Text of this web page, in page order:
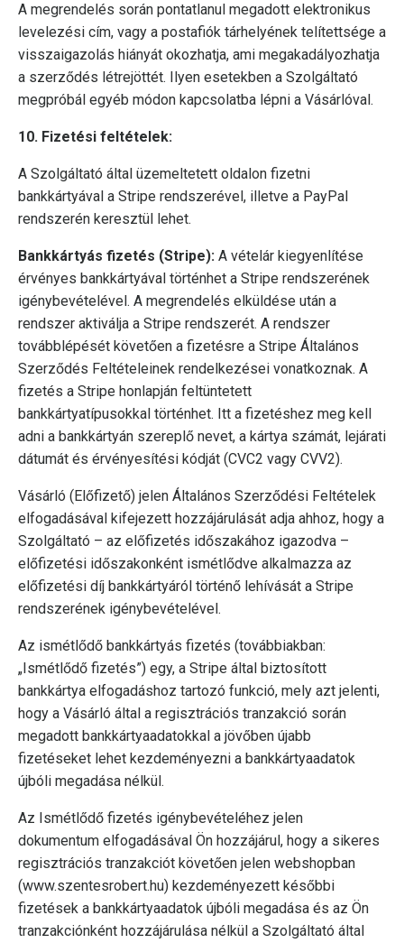
A megrendelés során pontatlanul megadott elektronikus
levelezési cím, vagy a postafiók tárhelyének telítettsége a
visszaigazolás hiányát okozhatja, ami megakadályozhatja
a szerződés létrejöttét. Ilyen esetekben a Szolgáltató
megpróbál egyéb módon kapcsolatba lépni a Vásárlóval.
10. Fizetési feltételek:
A Szolgáltató által üzemeltetett oldalon fizetni
bankkártyával a Stripe rendszerével, illetve a PayPal
rendszerén keresztül lehet.
Bankkártyás fizetés (Stripe): A vételár kiegyenlítése
érvényes bankkártyával történhet a Stripe rendszerének
igénybevételével. A megrendelés elküldése után a
rendszer aktiválja a Stripe rendszerét. A rendszer
továbblépését követően a fizetésre a Stripe Általános
Szerződés Feltételeinek rendelkezései vonatkoznak. A
fizetés a Stripe honlapján feltüntetett
bankkártyatípusokkal történhet. Itt a fizetéshez meg kell
adni a bankkártyán szereplő nevet, a kártya számát, lejárati
dátumát és érvényesítési kódját (CVC2 vagy CVV2).
Vásárló (Előfizető) jelen Általános Szerződési Feltételek
elfogadásával kifejezett hozzájárulását adja ahhoz, hogy a
Szolgáltató – az előfizetés időszakához igazodva –
előfizetési időszakonként ismétlődve alkalmazza az
előfizetési díj bankkártyáról történő lehívását a Stripe
rendszerének igénybevételével.
Az ismétlődő bankkártyás fizetés (továbbiakban:
„Ismétlődő fizetés”) egy, a Stripe által biztosított
bankkártya elfogadáshoz tartozó funkció, mely azt jelenti,
hogy a Vásárló által a regisztrációs tranzakció során
megadott bankkártyaadatokkal a jövőben újabb
fizetéseket lehet kezdeményezni a bankkártyaadatok
újbóli megadása nélkül.
Az Ismétlődő fizetés igénybevételéhez jelen
dokumentum elfogadásával Ön hozzájárul, hogy a sikeres
regisztrációs tranzakciót követően jelen webshopban
(www.szentesrobert.hu) kezdeményezett későbbi
fizetések a bankkártyaadatok újbóli megadása és az Ön
tranzakciónként hozzájárulása nélkül a Szolgáltató által